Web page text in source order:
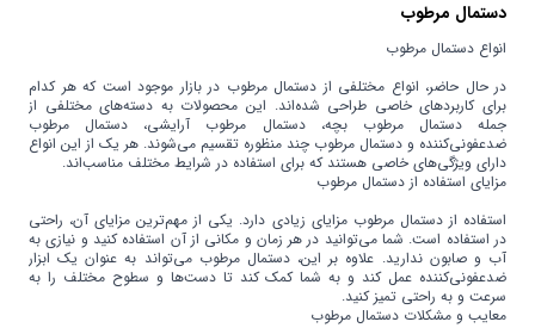
دستمال مرطوب
انواع دستمال مرطوب
در حال حاضر، انواع مختلفی از دستمال مرطوب در بازار موجود است که هر کدام
برای کاربردهای خاصی طراحی شده‌اند. این محصولات به دسته‌های مختلفی از
جمله دستمال مرطوب بچه، دستمال مرطوب آرایشی، دستمال مرطوب
ضدعفونی‌کننده و دستمال مرطوب چند منظوره تقسیم می‌شوند. هر یک از این انواع
دارای ویژگی‌های خاصی هستند که برای استفاده در شرایط مختلف مناسب‌اند.
مزایای استفاده از دستمال مرطوب
استفاده از دستمال مرطوب مزایای زیادی دارد. یکی از مهم‌ترین مزایای آن، راحتی
در استفاده است. شما می‌توانید در هر زمان و مکانی از آن استفاده کنید و نیازی به
آب و صابون ندارید. علاوه بر این، دستمال مرطوب می‌تواند به عنوان یک ابزار
ضدعفونی‌کننده عمل کند و به شما کمک کند تا دست‌ها و سطوح مختلف را به
سرعت و به راحتی تمیز کنید.
معایب و مشکلات دستمال مرطوب